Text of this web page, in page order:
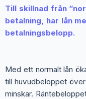
Till skillnad från
betalning, har lån
betalningsbelopp.
Med ett normalt lån
till huvudbeloppet
minskar.